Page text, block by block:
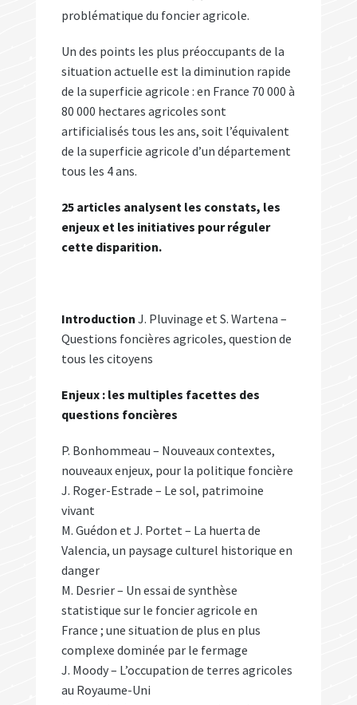
problématique du foncier agricole.
Un des points les plus préoccupants de la
situation actuelle est la diminution rapide
de la superficie agricole : en France 70 000 à
80 000 hectares agricoles sont
artificialisés tous les ans, soit l’équivalent
de la superficie agricole d’un département
tous les 4 ans.
25 articles analysent les constats, les
enjeux et les initiatives pour réguler
cette disparition.
Introduction J. Pluvinage et S. Wartena –
Questions foncières agricoles, question de
tous les citoyens
Enjeux : les multiples facettes des
questions foncières
P. Bonhommeau – Nouveaux contextes,
nouveaux enjeux, pour la politique foncière
J. Roger-Estrade – Le sol, patrimoine
vivant
M. Guédon et J. Portet – La huerta de
Valencia, un paysage culturel historique en
danger
M. Desrier – Un essai de synthèse
statistique sur le foncier agricole en
France ; une situation de plus en plus
complexe dominée par le fermage
J. Moody – L’occupation de terres agricoles
au Royaume-Uni